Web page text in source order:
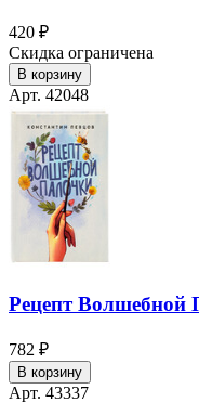
420 ₽
Скидка ограничена
В корзину
Арт. 42048
Рецепт Волшебной
782 ₽
В корзину
Арт. 43337